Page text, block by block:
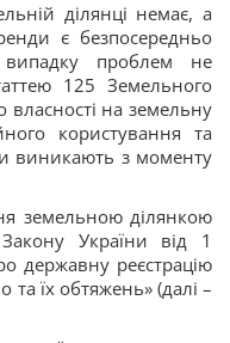
ділянці немає, а
є безпосередньо
проблем не
125 Земельного
власності на земельну
користування та
виникають з моменту
земельною ділянкою
України від 1
державну реєстрацію
їх обтяжень» (далі –